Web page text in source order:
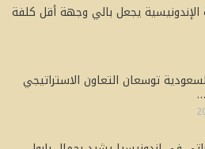
الإندونيسية يجعل بالي وجهة أقل كلفة
توسعان التعاون الاستراتيجي